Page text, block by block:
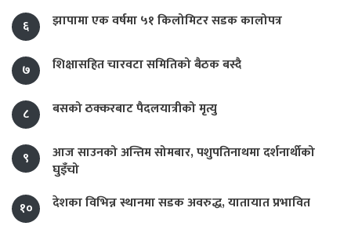
६
झापामा एक वर्षमा ५१ किलोमिटर सडक कालोपत्र
७ शिक्षासहित चारवटा समितिको बैठक बस्दै
८ बसको ठक्करबाट पैदलयात्रीको मृत्यु
९
आज साउनको अन्तिम सोमबार, पशुपतिनाथमा दर्शनार्थीको
घुइँचो
१०
देशका विभिन्न स्थानमा सडक अवरुद्ध, यातायात प्रभावित